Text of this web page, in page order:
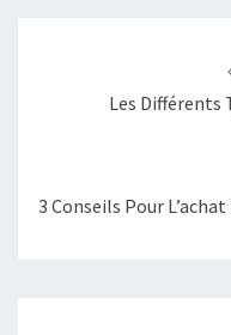
Les Différents
3 Conseils Pour